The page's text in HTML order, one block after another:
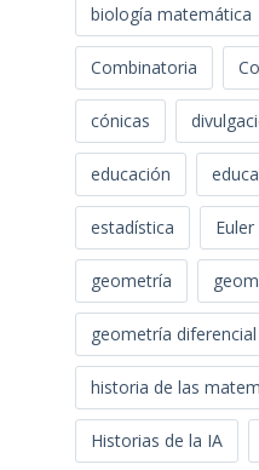
biología matemática
Combinatoria
cónicas
educación
estadística Euler
geometría
geometría diferencial
historia de las
Historias de la IA